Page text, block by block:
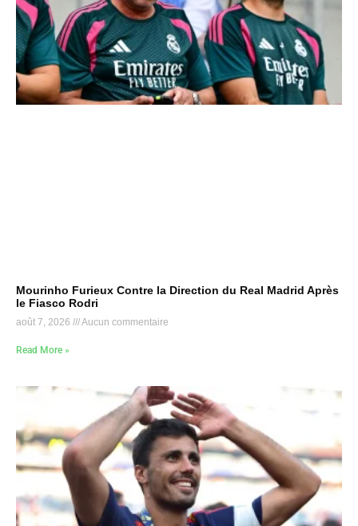
Mourinho Furieux Contre la Direction du Real Madrid Après
le Fiasco Rodri
août 7, 2026 Aucun commentaire
Read More »